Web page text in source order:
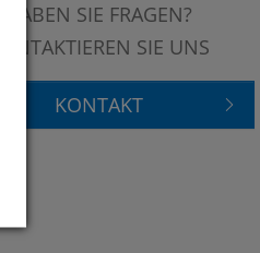
HABEN SIE FRAGEN?
KONTAKTIEREN SIE UNS
KONTAKT